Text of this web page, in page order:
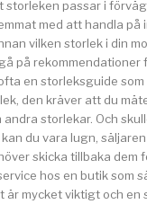
passar i
med att handla på
vilken storlek i din
på rekommendationer
en storleksguide som
den kräver att du
storlekar. Och
du vara lugn,
skicka tillbaka dem
hos en butik som
är mycket viktigt och en